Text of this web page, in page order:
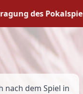
des Pokalspiels
nach dem Spiel in